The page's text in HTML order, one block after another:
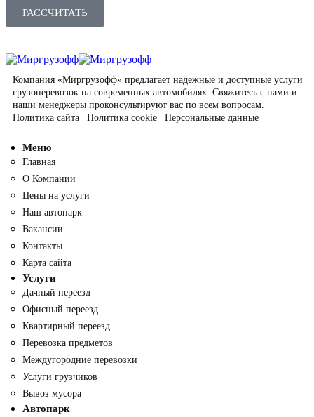
РАССЧИТАТЬ
Компания «Миргрузофф» предлагает надежные и доступные услуги
грузоперевозок на современных автомобилях. Свяжитесь с нами и
наши менеджеры проконсультируют вас по всем вопросам.
Политика сайта
Политика cookie Персональные данные
Меню
Главная
О Компании
Цены на услуги
Наш автопарк
Вакансии
Контакты
Карта сайта
Услуги
Дачный переезд
Офисный переезд
Квартирный переезд
Перевозка предметов
Междугородние перевозки
Услуги грузчиков
Вывоз мусора
Автопарк